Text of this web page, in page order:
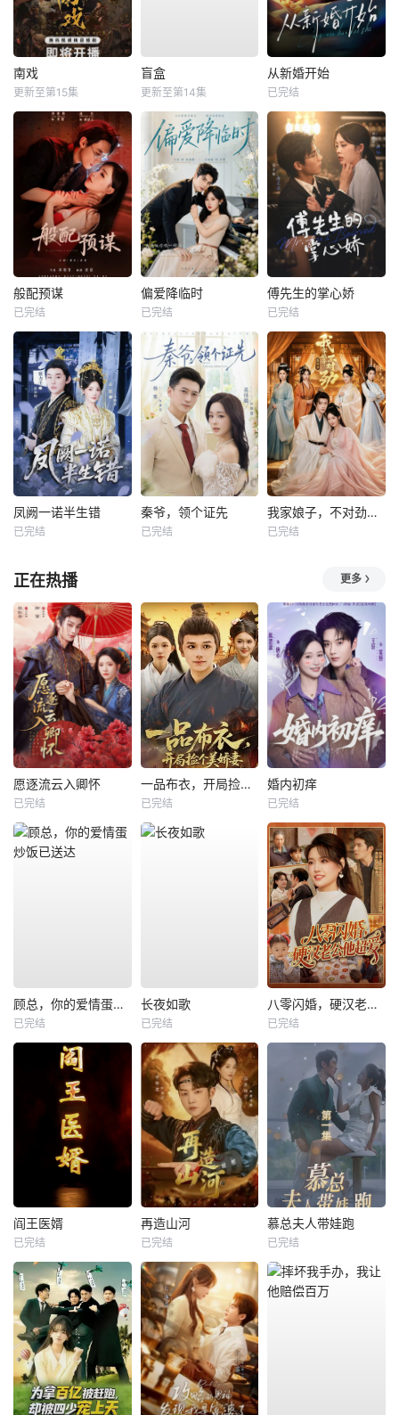
南戏
更新至第15集
盲盒
更新至第14集
从新婚开始
已完结
般配预谋
已完结
偏爱降临时
已完结
傅先生的掌心娇
已完结
凤阙一诺半生错
已完结
秦爷，领个证先
已完结
我家娘子，不对劲第四季
已完结
正在热播 更多
愿逐流云入卿怀
已完结
一品布衣，开局捡个美娇妻
已完结
婚内初痒
已完结
顾总，你的爱情蛋炒饭已送达
已完结
长夜如歌
已完结
八零闪婚，硬汉老公他超爱
已完结
阎王医婿
已完结
再造山河
已完结
慕总夫人带娃跑
已完结